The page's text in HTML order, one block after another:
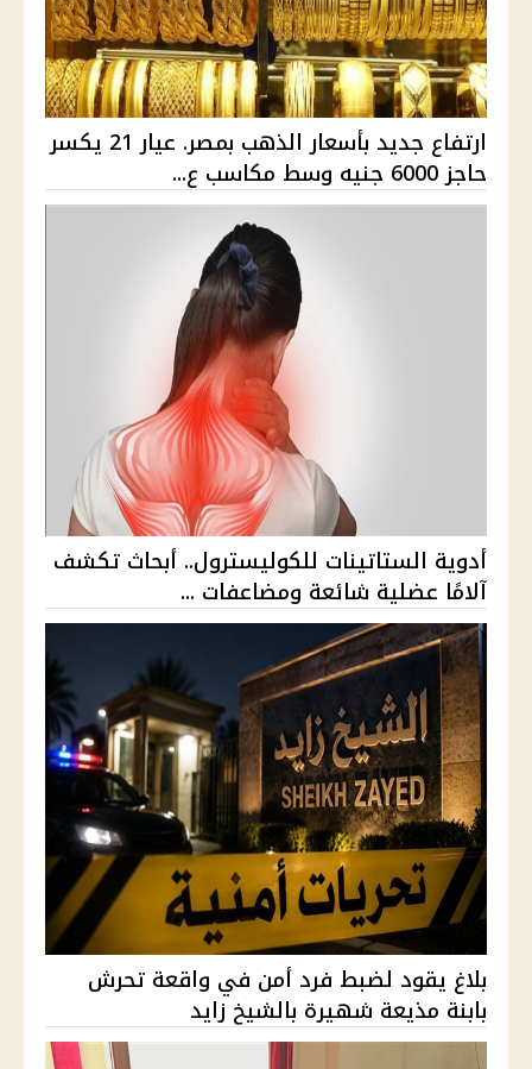
ارتفاع جديد بأسعار الذهب بمصر. عيار 21 يكسر
حاجز 6000 جنيه وسط مكاسب ع...
أدوية الستاتينات للكوليسترول.. أبحاث تكشف
آلامًا عضلية شائعة ومضاعفات ...
بلاغ يقود لضبط فرد أمن في واقعة تحرش
بابنة مذيعة شهيرة بالشيخ زايد